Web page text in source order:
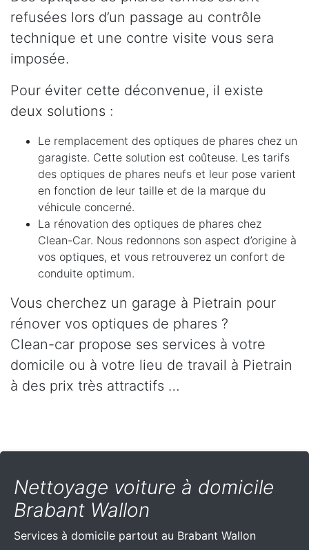
refusées lors d’un passage au contrôle
technique et une contre visite vous sera
imposée.
Pour éviter cette déconvenue, il existe
deux solutions :
Le remplacement des optiques de phares chez un
garagiste. Cette solution est coûteuse. Les tarifs
des optiques de phares neufs et leur pose varient
en fonction de leur taille et de la marque du
véhicule concerné.
La rénovation des optiques de phares chez
Clean-Car. Nous redonnons son aspect d’origine à
vos optiques, et vous retrouverez un confort de
conduite optimum.
Vous cherchez un garage à Pietrain pour
rénover vos optiques de phares ?
Clean-car propose ses services à votre
domicile ou à votre lieu de travail à Pietrain
à des prix très attractifs …
Nettoyage voiture à domicile
Brabant Wallon
Services à domicile partout au Brabant Wallon